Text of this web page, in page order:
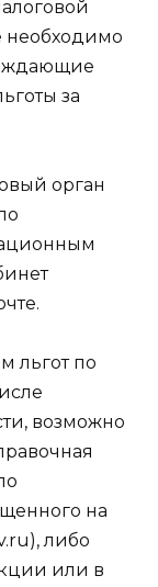
необходимо
за
орган
льгот по
возможно
на
либо
или в